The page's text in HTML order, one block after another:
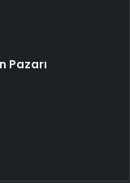
Pazarı